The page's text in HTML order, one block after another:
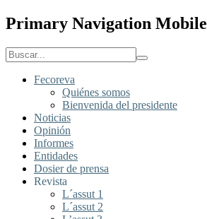
Primary Navigation Mobile
Fecoreva
Quiénes somos
Bienvenida del presidente
Noticias
Opinión
Informes
Entidades
Dosier de prensa
Revista
L´assut 1
L´assut 2